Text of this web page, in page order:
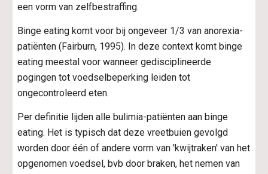
een vorm van zelfbestraffing.
Binge eating komt voor bij ongeveer 1/3 van anorexia-
patiënten (Fairburn, 1995). In deze context komt binge
eating meestal voor wanneer gedisciplineerde
pogingen tot voedselbeperking leiden tot
ongecontroleerd eten.
Per definitie lijden alle bulimia-patiënten aan binge
eating. Het is typisch dat deze vreetbuien gevolgd
worden door één of andere vorm van 'kwijtraken' van het
opgenomen voedsel, bvb door braken, het nemen van